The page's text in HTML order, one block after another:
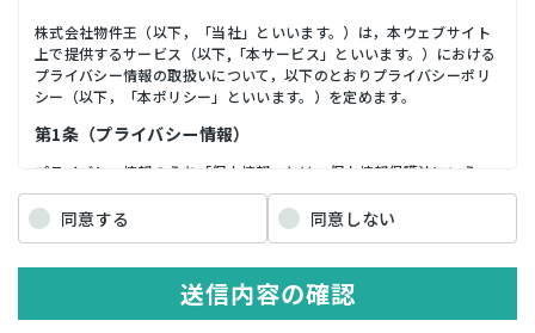
株式会社物件王（以下，「当社」といいます。）は，本ウェブサイト
上で提供するサービス（以下,「本サービス」といいます。）における
プライバシー情報の取扱いについて，以下のとおりプライバシーポリ
シー（以下，「本ポリシー」といいます。）を定めます。
第1条（プライバシー情報）
プライバシー情報のうち「個人情報」とは，個人情報保護法にいう
「個人情報」を指すものとし，生存する個人に関する情報であって，
当該情報に含まれる氏名，生年月日，住所，電話番号，連絡先その他
の記述等により特定の個人を識別できる情報を指します。 プライバシ
情報」以外のものをいい，ご利用いただいたサービスやご購入いただ
いた商品，ご覧になったページや広告の履歴，ユーザーが検索された
検索キーワード，ご利用日時，ご利用の方法，ご利用環境，郵便番号
同意する 同意しない
送信内容の確認